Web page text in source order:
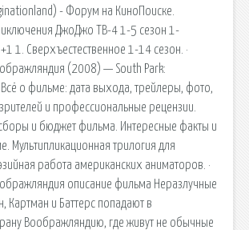
- Форум на КиноПоиске.
ДжоДжо ТВ-4 1-5 сезон 1-
1. Сверхъестественное 1-14 сезон. ·
(2008) — South Park:
о фильме: дата выхода, трейлеры, фото,
и профессиональные рецензии.
и бюджет фильма. Интересные факты и
Мультипликационная трилогия для
работа американских аниматоров. ·
описание фильма Неразлучные
Картман и Баттерс попадают в
Воображляндию, где живут не обычные